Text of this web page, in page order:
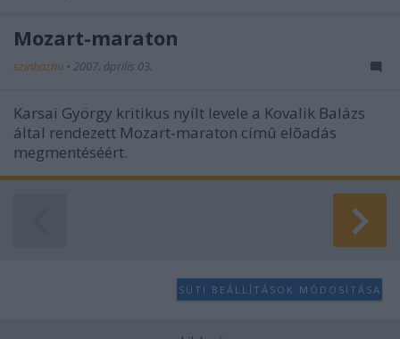
Mozart-maraton
szinhazhu • 2007. április 03.
Karsai György kritikus nyílt levele a Kovalik Balázs
által rendezett Mozart-maraton címû elõadás
megmentéséért.
SÜTI BEÁLLÍTÁSOK MÓDOSÍTÁSA